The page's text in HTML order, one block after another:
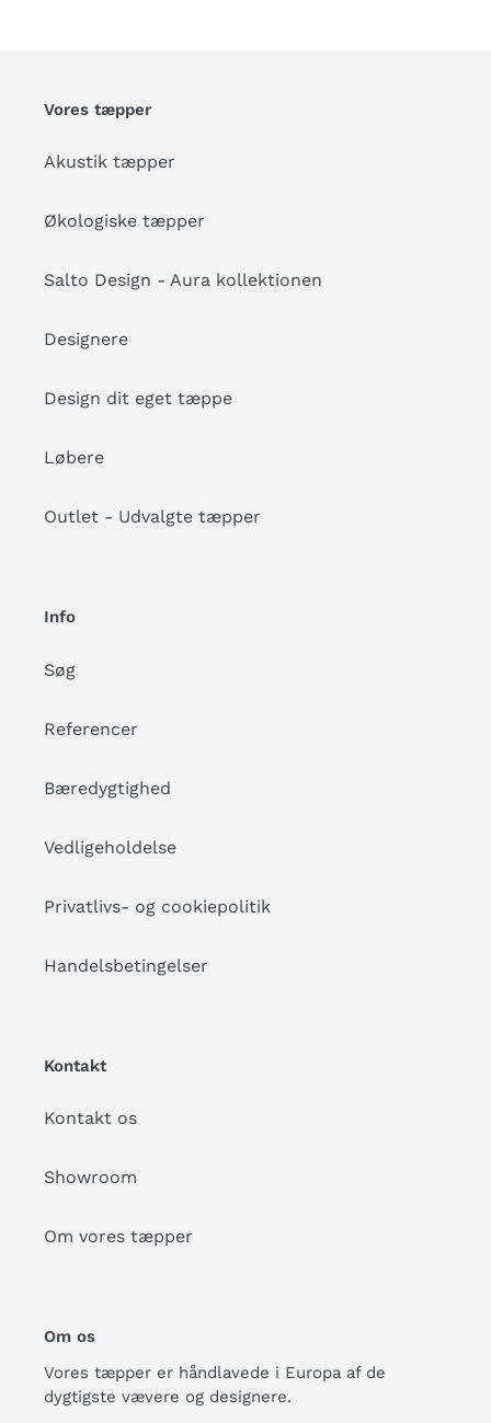
Vores tæpper
Akustik tæpper
Økologiske tæpper
Salto Design - Aura kollektionen
Designere
Design dit eget tæppe
Løbere
Outlet - Udvalgte tæpper
Info
Søg
Referencer
Bæredygtighed
Vedligeholdelse
Privatlivs- og cookiepolitik
Handelsbetingelser
Kontakt
Kontakt os
Showroom
Om vores tæpper
Om os
Vores tæpper er håndlavede i Europa af de
dygtigste vævere og designere.